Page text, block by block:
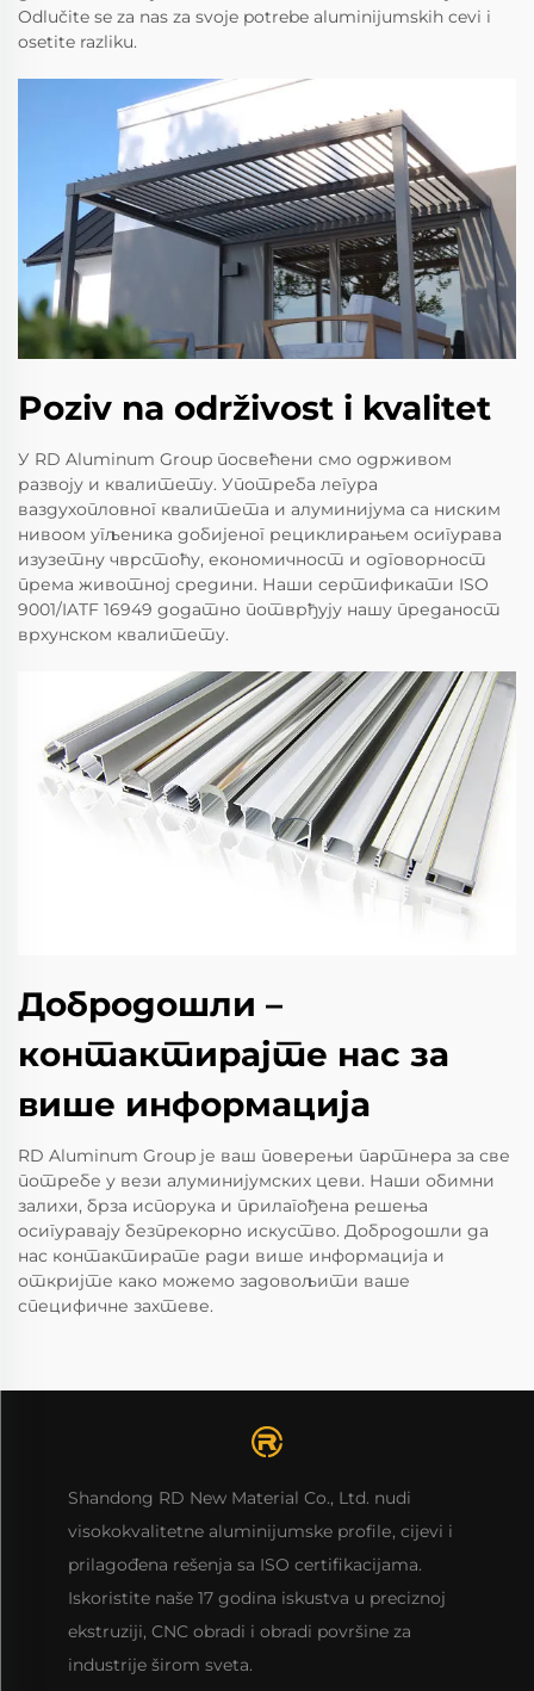
Odlučite se za nas za svoje potrebe aluminijumskih cevi i
osetite razliku.
Poziv na održivost i kvalitet
У RD Aluminum Group посвећени смо одрживом
развоју и квалитету. Употреба легура
ваздухопловног квалитета и алуминијума са ниским
нивоом угљеника добијеног рециклирањем осигурава
изузетну чврстоћу, економичност и одговорност
према животној средини. Наши сертификати ISO
9001/IATF 16949 додатно потврђују нашу преданост
врхунском квалитету.
Добродошли –
контактирајте нас за
више информација
RD Aluminum Group је ваш поверењи партнера за све
потребе у вези алуминијумских цеви. Наши обимни
залихи, брза испорука и прилагођена решења
осигуравају безпрекорно искуство. Добродошли да
нас контактирате ради више информација и
откријте како можемо задовољити ваше
специфичне захтеве.
Shandong RD New Material Co., Ltd. nudi
visokokvalitetne aluminijumske profilе, cijevi i
prilagođena rešenja sa ISO certifikacijama.
Iskoristite naše 17 godina iskustva u preciznoj
ekstruziji, CNC obradi i obradi površine za
industrije širom sveta.